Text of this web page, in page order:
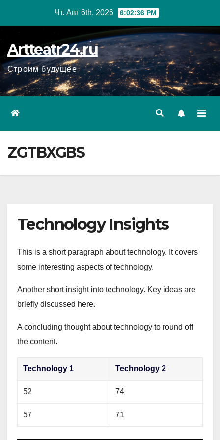
Чт. Авг 6th, 2026 6:02:37 PM
Artteatr24.ru
Строим будущее
ZGTBXGBS
Technology Insights
This is a short paragraph about technology. It covers
some interesting aspects of technology.
Another short insight into technology. Key ideas are
briefly discussed here.
A concluding thought about technology to round off
the content.
Technology 1 Technology 2
52 74
57 71